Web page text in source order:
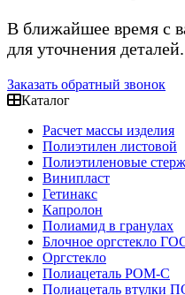
В ближайшее время с
для уточнения деталей.
Заказать обратный звонок
Каталог
Расчет массы изделия
Полиэтилен листовой
Полиэтиленовые
Винипласт
Гетинакс
Капролон
Полиамид в гранулах
Блочное оргстекло
Оргстекло
Полиацеталь POM-C
Полиацеталь втулки